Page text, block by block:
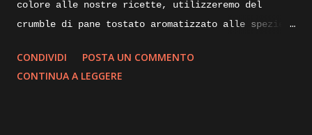
colore alle nostre ricette, utilizzeremo del
crumble di pane tostato aromatizzato alle spezie.
impreziosire e dare croccantezza ai mie piatti.
Ingredienti: mollica di pane non troppo fresca un
CONDIVIDI
POSTA UN COMMENTO
CONTINUA A LEGGERE